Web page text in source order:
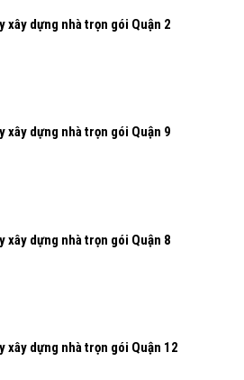
xây dựng nhà trọn gói Quận 2
xây dựng nhà trọn gói Quận 9
xây dựng nhà trọn gói Quận 8
xây dựng nhà trọn gói Quận 12